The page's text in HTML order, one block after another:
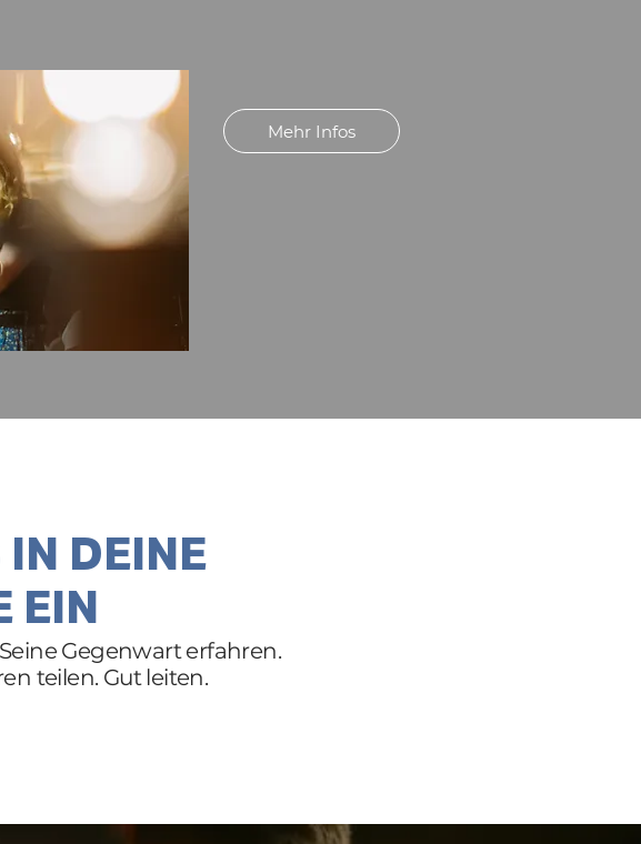
Mehr Infos
IN DEINE
EIN
Gegenwart erfahren.
teilen. Gut leiten.